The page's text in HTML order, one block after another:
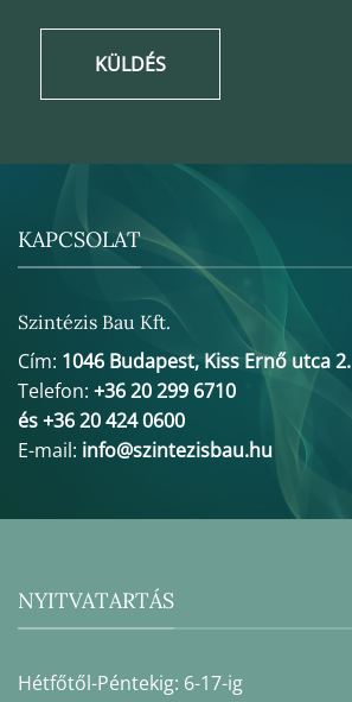
KÜLDÉS
KAPCSOLAT
Szintézis Bau Kft.
Cím: 1046 Budapest, Kiss Ernő utca 2.
Telefon: +36 20 299 6710
és +36 20 424 0600
E-mail: info@szintezisbau.hu
NYITVATARTÁS
Hétfőtől-Péntekig: 6-17-ig